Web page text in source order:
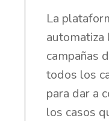
La
automatiza
campañas
todos los
para dar a
los casos